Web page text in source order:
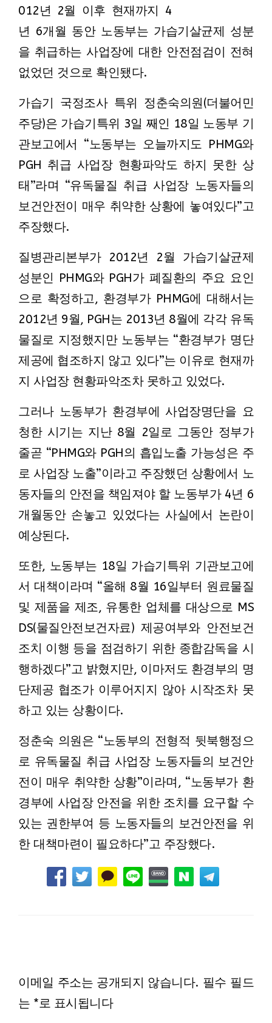
012년 2월 이후 현재까지 4
년 6개월 동안 노동부는 가습기살균제 성분
을 취급하는 사업장에 대한 안전점검이 전혀
없었던 것으로 확인됐다.
가습기 국정조사 특위 정춘숙의원(더불어민
주당)은 가습기특위 3일 째인 18일 노동부 기
관보고에서 “노동부는 오늘까지도 PHMG와
PGH 취급 사업장 현황파악도 하지 못한 상
태”라며 “유독물질 취급 사업장 노동자들의
보건안전이 매우 취약한 상황에 놓여있다”고
주장했다.
질병관리본부가 2012년 2월 가습기살균제
성분인 PHMG와 PGH가 폐질환의 주요 요인
으로 확정하고, 환경부가 PHMG에 대해서는
2012년 9월, PGH는 2013년 8월에 각각 유독
물질로 지정했지만 노동부는 “환경부가 명단
제공에 협조하지 않고 있다”는 이유로 현재까
지 사업장 현황파악조차 못하고 있었다.
그러나 노동부가 환경부에 사업장명단을 요
청한 시기는 지난 8월 2일로 그동안 정부가
줄곧 “PHMG와 PGH의 흡입노출 가능성은 주
로 사업장 노출”이라고 주장했던 상황에서 노
동자들의 안전을 책임져야 할 노동부가 4년 6
개월동안 손놓고 있었다는 사실에서 논란이
예상된다.
또한, 노동부는 18일 가습기특위 기관보고에
서 대책이라며 “올해 8월 16일부터 원료물질
및 제품을 제조, 유통한 업체를 대상으로 MS
DS(물질안전보건자료) 제공여부와 안전보건
조치 이행 등을 점검하기 위한 종합감독을 시
행하겠다”고 밝혔지만, 이마저도 환경부의 명
단제공 협조가 이루어지지 않아 시작조차 못
하고 있는 상황이다.
정춘숙 의원은 “노동부의 전형적 뒷북행정으
로 유독물질 취급 사업장 노동자들의 보건안
전이 매우 취약한 상황”이라며, “노동부가 환
경부에 사업장 안전을 위한 조치를 요구할 수
있는 권한부여 등 노동자들의 보건안전을 위
한 대책마련이 필요하다”고 주장했다.
이메일 주소는 공개되지 않습니다. 필수 필드
는 *로 표시됩니다